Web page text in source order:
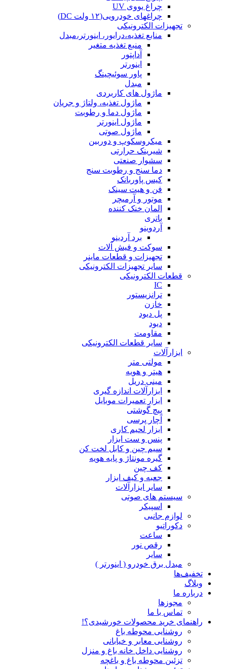
چراغ یووی UV
چراغهای خودرویی(۱۲ ولت DC)
تجهیزات الکترونیکی
منابع تغذیه،درایور، اینورتر،مبدل
منبع تغذیه متغیر
آداپتور
اینورتر
پاور سوئیچینگ
مبدل
ماژول های کاربردی
ماژول تغذیه، ولتاژ و جریان
ماژول دما و رطوبت
ماژول اینورتر
ماژول صوتی
میکروسکوپ و دوربین
شیرینک حرارتی
سشوار صنعتی
دما سنج و رطوبت سنج
کیس پاوربانک
فن و هیت سینک
موتور و آرمیچر
المان خنک کننده
باتری
آردوینو
برد آردینو
سوکت و فیش آلات
تجهیزات و قطعات ماینر
سایر تجهیزات الکترونیکی
قطعات الکترونیکی
IC
ترانزیستور
خازن
پل دیود
دیود
مقاومت
سایر قطعات الکترونیکی
ابزارآلات
مولتی متر
هیتر و هویه
مینی دریل
ابزارآلات اندازه گیری
ابزار تعمیرات موبایل
پیچ گوشتی
آچار پرسی
ابزار لحیم کاری
پنس و ست ابزار
سیم چین و کابل لخت کن
گیره مونتاژ و پایه هویه
کف چین
جعبه و کیف ابزار
سایر ابزارآلات
سیستم های صوتی
اسپیکر
لوازم جانبی
دکوراتیو
ساعت
رقص نور
سایر
مبدل برق خودرو ( اینورتر )
تخفیف‌ها
وبلاگ
درباره ما
مجوزها
تماس با ما
راهنمای خرید محصولات خورشیدی؟!
روشنایی محوطه باغ
روشنایی معابر و خیابانی
روشنایی داخل خانه باغ و منزل
تزئین محوطه باغ و باغچه